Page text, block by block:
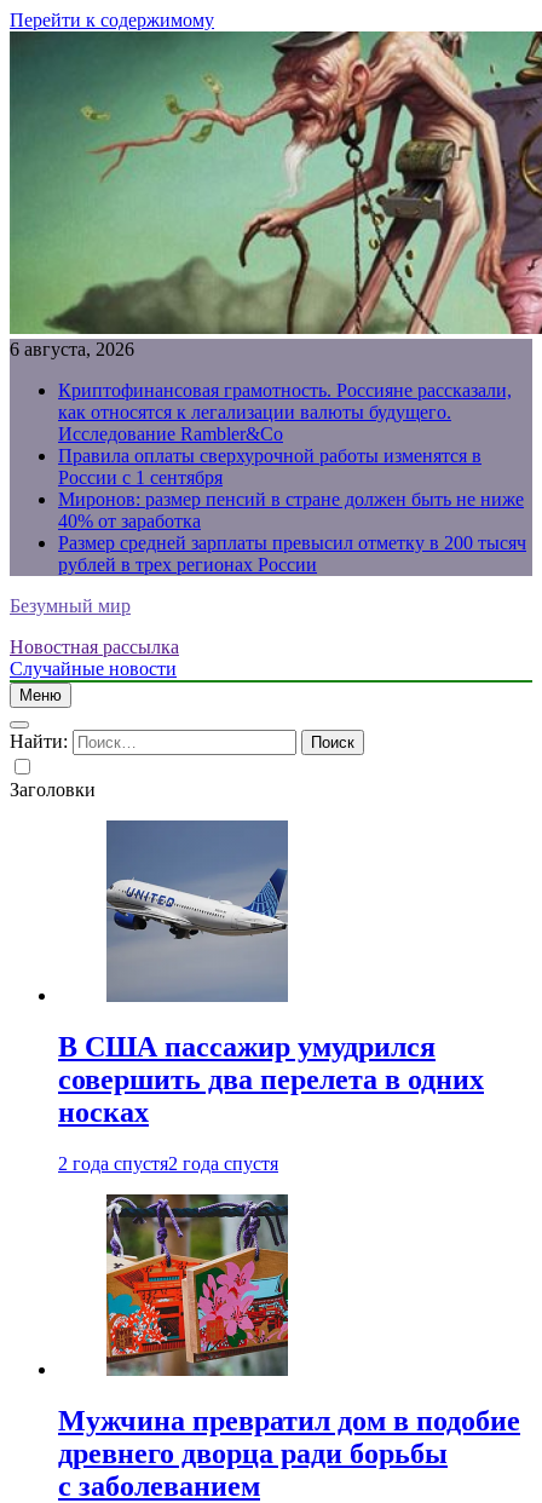
Перейти к содержимому
6 августа, 2026
Криптофинансовая грамотность. Россияне рассказали,
как относятся к легализации валюты будущего.
Исследование Rambler&Co
Правила оплаты сверхурочной работы изменятся в
России с 1 сентября
Миронов: размер пенсий в стране должен быть не ниже
40% от заработка
Размер средней зарплаты превысил отметку в 200 тысяч
рублей в трех регионах России
Безумный мир
Новостная рассылка
Случайные новости
Меню
Найти:
Заголовки
В США пассажир умудрился
совершить два перелета в одних
носках
2 года спустя2 года спустя
Мужчина превратил дом в подобие
древнего дворца ради борьбы
с заболеванием